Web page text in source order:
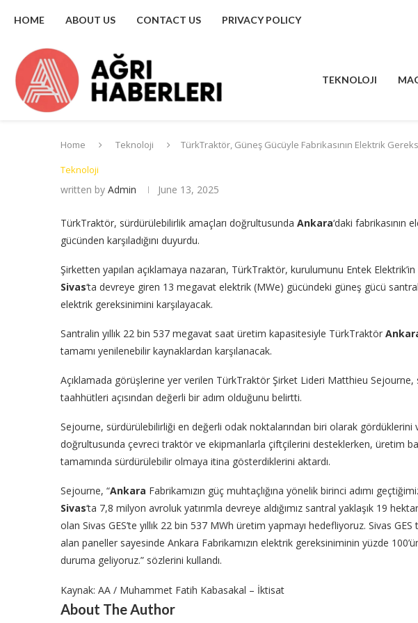
HOME ABOUT US CONTACT US PRIVACY POLICY
TEKNOLOJI
Home Teknoloji
TürkTraktör, Güneş Gücüyle Fabrikasının Elektrik
Teknoloji
written by Admin June 13, 2025
TürkTraktör, sürdürülebilirlik amaçları doğrultusunda Ankara‘daki fabrikasının
gücünden karşıladığını duyurdu.
Şirketten yapılan açıklamaya nazaran, TürkTraktör, kurulumunu Entek
Sivas‘ta devreye giren 13 megavat elektrik (MWe) gücündeki güneş gücü
elektrik gereksinimini karşılayacak.
Santralin yıllık 22 bin 537 megavat saat üretim kapasitesiyle TürkTraktör
tamamı yenilenebilir kaynaklardan karşılanacak.
Açıklamada görüşlerine yer verilen TürkTraktör Şirket Lideri Matthieu Sejourne,
taahhütleri açısından değerli bir adım olduğunu belirtti.
Sejourne, sürdürülebilirliği en değerli odak noktalarından biri olarak gördüklerini
doğrultusunda çevreci traktör ve ekipmanlarla çiftçilerini desteklerken, üretim
tamamında sürdürülebilir olmaya itina gösterdiklerini aktardı.
Sejourne, “Ankara Fabrikamızın güç muhtaçlığına yönelik birinci adımı
Sivas‘ta 7,8 milyon avroluk yatırımla devreye aldığımız santral yaklaşık 19
olan Sivas GES’te yıllık 22 bin 537 MWh üretim yapmayı hedefliyoruz. Sivas
alan paneller sayesinde Ankara Fabrikamızın elektrik gereksiniminin yüzde
duruma geliyoruz.” sözlerini kullandı.
Kaynak: AA / Muhammet Fatih Kabasakal – İktisat
About The Author